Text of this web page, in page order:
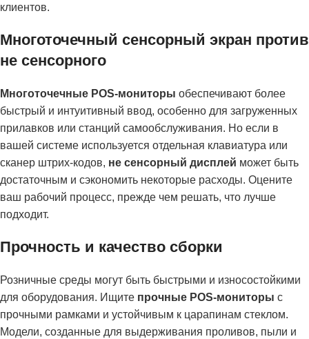
клиентов.
Многоточечный сенсорный экран против
не сенсорного
Многоточечные POS-мониторы обеспечивают более
быстрый и интуитивный ввод, особенно для загруженных
прилавков или станций самообслуживания. Но если в
вашей системе используется отдельная клавиатура или
сканер штрих-кодов, не сенсорный дисплей может быть
достаточным и сэкономить некоторые расходы. Оцените
ваш рабочий процесс, прежде чем решать, что лучше
подходит.
Прочность и качество сборки
Розничные среды могут быть быстрыми и износостойкими
для оборудования. Ищите прочные POS-мониторы с
прочными рамками и устойчивым к царапинам стеклом.
Модели, созданные для выдерживания проливов, пыли и